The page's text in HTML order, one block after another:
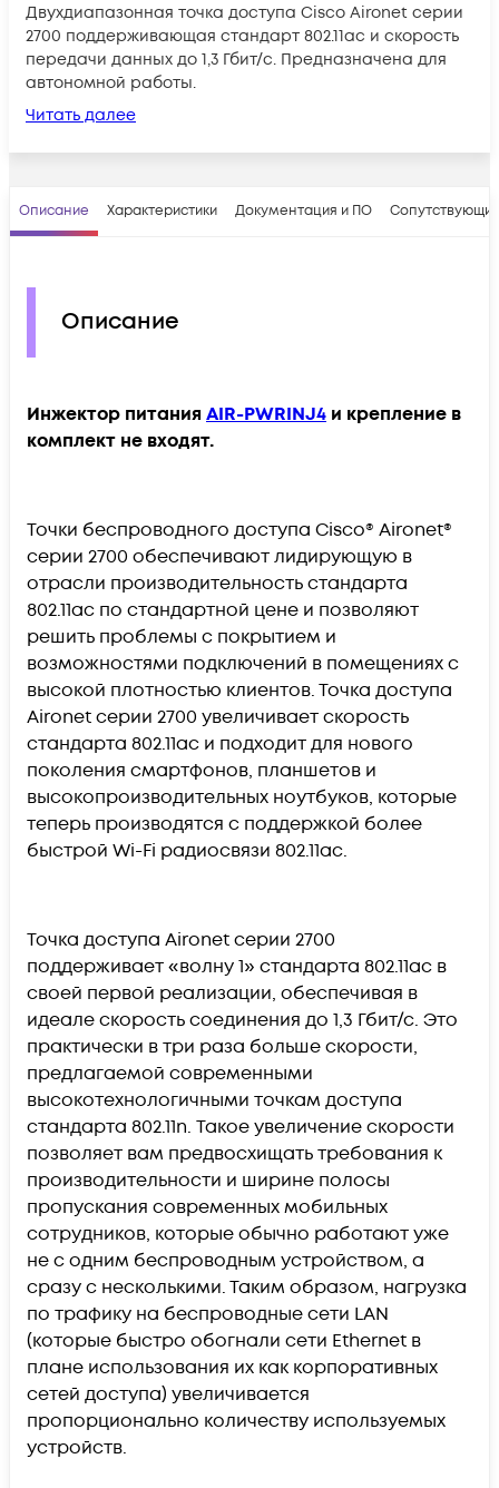
Двухдиапазонная точка доступа Cisco Aironet серии
2700 поддерживающая стандарт 802.11ac и скорость
передачи данных до 1,3 Гбит/с. Предназначена для
автономной работы.
Читать далее
Описание Характеристики Документация и ПО
Описание
Инжектор питанияAIR-PWRINJ4 и крепление в
комплект не входят.
Точки беспроводного доступа Cisco® Aironet®
серии 2700 обеспечивают лидирующую в
отрасли производительность стандарта
802.11ac по стандартной цене и позволяют
решить проблемы с покрытием и
возможностями подключений в помещениях с
высокой плотностью клиентов. Точка доступа
Aironet серии 2700 увеличивает скорость
стандарта 802.11ac и подходит для нового
поколения смартфонов, планшетов и
высокопроизводительных ноутбуков, которые
теперь производятся с поддержкой более
быстрой Wi-Fi радиосвязи 802.11ac.
Точка доступа Aironet серии 2700
поддерживает «волну 1» стандарта 802.11ac в
своей первой реализации, обеспечивая в
идеале скорость соединения до 1,3 Гбит/с. Это
практически в три раза больше скорости,
предлагаемой современными
высокотехнологичными точкам доступа
стандарта 802.11n. Такое увеличение скорости
позволяет вам предвосхищать требования к
производительности и ширине полосы
пропускания современных мобильных
сотрудников, которые обычно работают уже
не с одним беспроводным устройством, а
сразу с несколькими. Таким образом, нагрузка
по трафику на беспроводные сети LAN
(которые быстро обогнали сети Ethernet в
плане использования их как корпоративных
сетей доступа) увеличивается
пропорционально количеству используемых
устройств.